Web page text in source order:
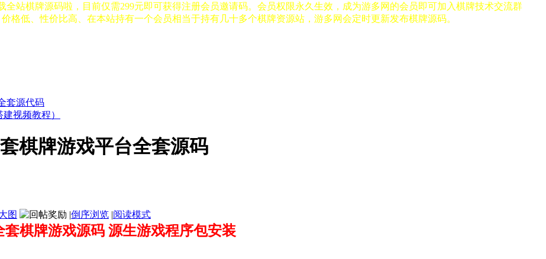
站棋牌源码啦，目前仅需299元即可获得注册会员邀请码。会员权限永久生效，成为游多网的会员即可加入棋牌技术交流群
格低、性价比高、在本站持有一个会员相当于持有几十多个棋牌资源站，游多网会定时更新发布棋牌源码。
棋牌游戏平台全套源码
图 |倒序浏览 |阅读模式
棋牌游戏源码 源生游戏程序包安装